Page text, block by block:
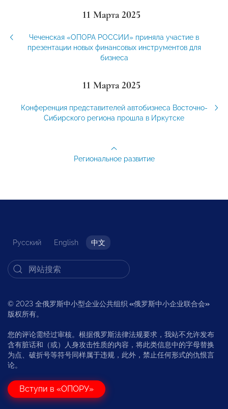
11 Марта 2025
Чеченская «ОПОРА РОССИИ» приняла участие в
презентации новых финансовых инструментов для
бизнеса
11 Марта 2025
Конференция представителей автобизнеса Восточно-
Сибирского региона прошла в Иркутске
Региональное развитие
Русский English 中文
© 2023 全俄罗斯中小型企业公共组织 «俄罗斯中小企业联合会»
版权所有。
您的评论需经过审核。根据俄罗斯法律法规要求，我站不允许发布
含有脏话和（或）人身攻击性质的内容，将此类信息中的字母替换
为点、破折号等符号同样属于违规，此外，禁止任何形式的仇恨言
论。
Вступи в «ОПОРУ»